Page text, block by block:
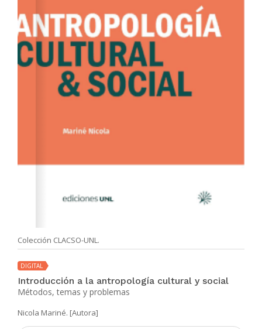
Colección CLACSO-UNL.
DIGITAL
Introducción a la antropología cultural y social
Métodos, temas y problemas
Nicola Mariné. [Autora]